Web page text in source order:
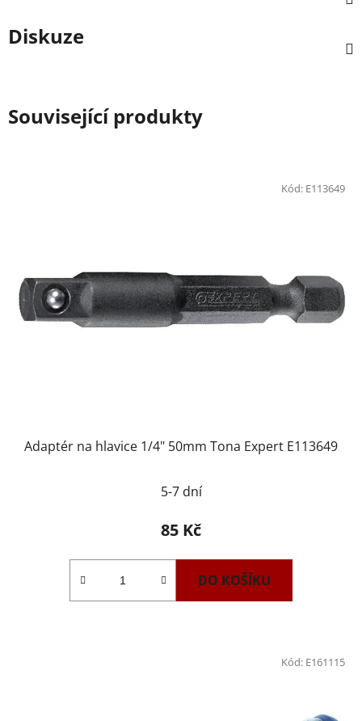
Diskuze
Související produkty
Adaptér na hlavice 1/4" 50mm Tona Expert E113649
5-7 dní
85 Kč
DO KOŠÍKU
Kód: E113649
Kód: E161115